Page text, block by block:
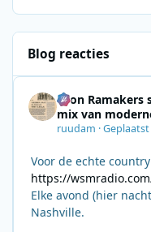
Blog reacties
Leon Ramakers
mix van
ruudam ·
Voor de echte
https://
Elke avond (hier
Nashville.